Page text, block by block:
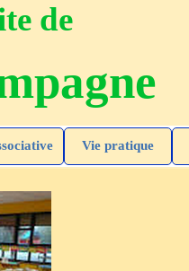
Vie pratique
de